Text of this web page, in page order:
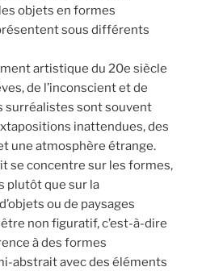
objets en formes
sous différents
artistique du 20e siècle
de l’inconscient et de
surréalistes sont souvent
inattendues, des
une atmosphère étrange.
se concentre sur les formes,
plutôt que sur la
ou de paysages
non figuratif, c’est-à-dire
à des formes
abstrait avec des éléments